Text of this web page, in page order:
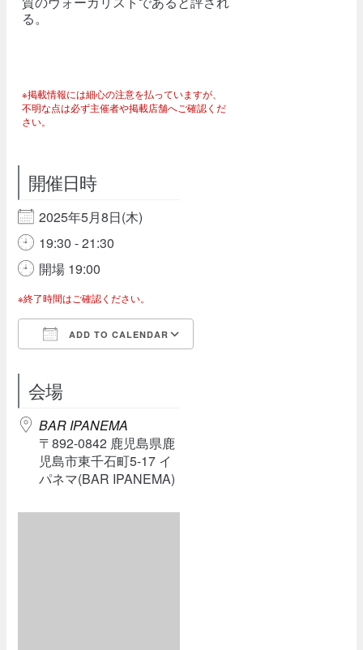
る。
※掲載情報には細心の注意を払っていますが、
不明な点は必ず主催者や掲載店舗へご確認くだ
さい。
開催日時
2025年5月8日(木)
19:30 - 21:30
開場 19:00
※終了時間はご確認ください。
ADD TO CALENDAR
会場
BAR IPANEMA
〒892-0842 鹿児島県鹿
児島市東千石町5-17 イ
パネマ(BAR IPANEMA)